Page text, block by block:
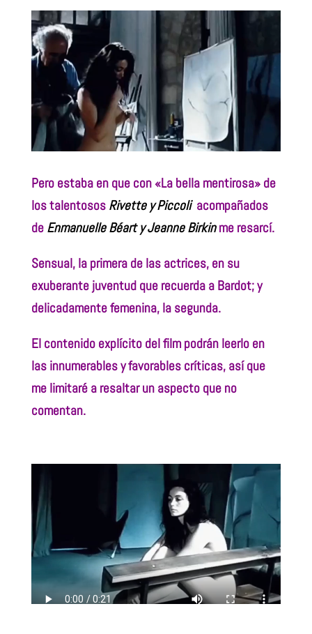
Pero estaba en que con «La bella mentirosa» de
los talentosos Rivette y Piccoli acompañados
de Enmanuelle Béart y Jeanne Birkinme resarcí.
Sensual, la primera de las actrices, en su
exuberante juventud que recuerda a Bardot; y
delicadamente femenina, la segunda.
El contenido explícito del film podrán leerlo en
las innumerables y favorables críticas, así que
me limitaré a resaltar un aspecto que no
comentan.